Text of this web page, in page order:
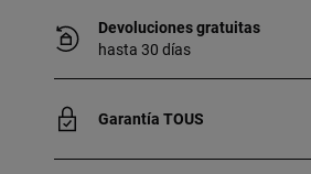
Devoluciones gratuitas
hasta 30 días
Garantía TOUS